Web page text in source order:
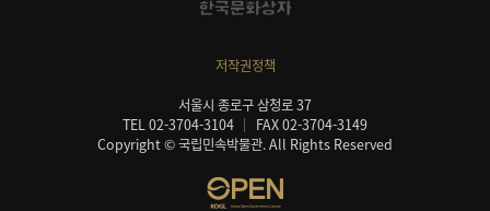
저작권정책
서울시 종로구 삼청로 37
TEL 02-3704-3104
FAX 02-3704-3149
Copyright © 국립민속박물관. All Rights Reserved